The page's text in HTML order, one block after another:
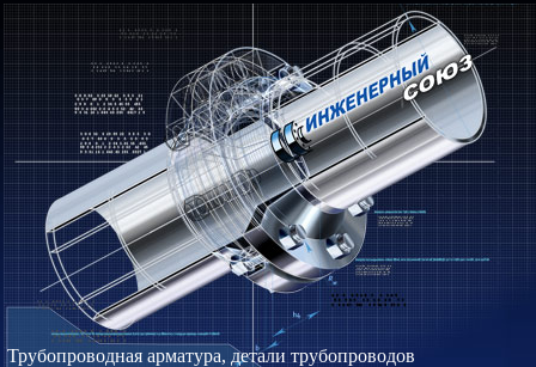
Трубопроводная арматура, детали трубопроводов